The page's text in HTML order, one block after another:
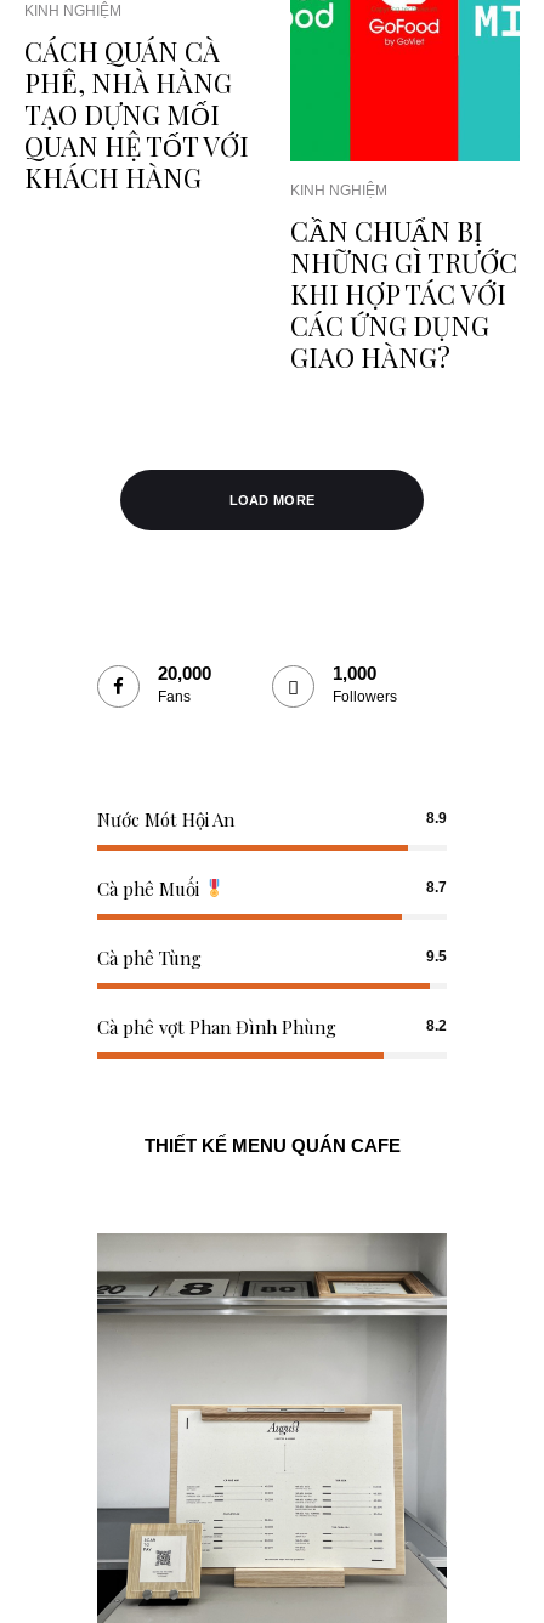
KINH NGHIỆM
CÁCH QUÁN CÀ
PHÊ, NHÀ HÀNG
TẠO DỰNG MỐI
QUAN HỆ TỐT VỚI
KHÁCH HÀNG
KINH NGHIỆM
CẦN CHUẨN BỊ
NHỮNG GÌ TRƯỚC
KHI HỢP TÁC VỚI
CÁC ỨNG DỤNG
GIAO HÀNG?
LOAD MORE
20,000
Fans
1,000
Followers
Nước Mót Hội An 8.9
Cà phê Muối 8.7
Cà phê Tùng 9.5
Cà phê vợt Phan Đình Phùng 8.2
THIẾT KẾ MENU QUÁN CAFE